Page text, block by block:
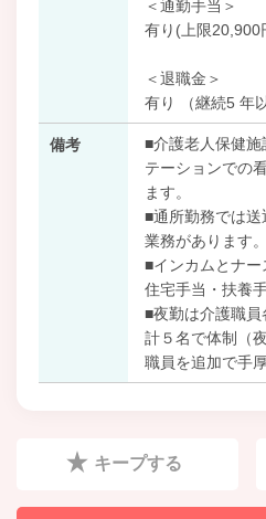
＜通勤手当＞
有り(上限20,900
＜退職金＞
有り （継続5 年
備考
■介護老人保健施
テーションでの
ます。
■通所勤務では
業務があります
■インカムとナ
住宅手当・扶養
■夜勤は介護職
計５名で体制（
職員を追加で手
キープする